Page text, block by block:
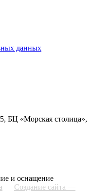
данных
БЦ «Морская столица»,
и оснащение
Создание сайта —